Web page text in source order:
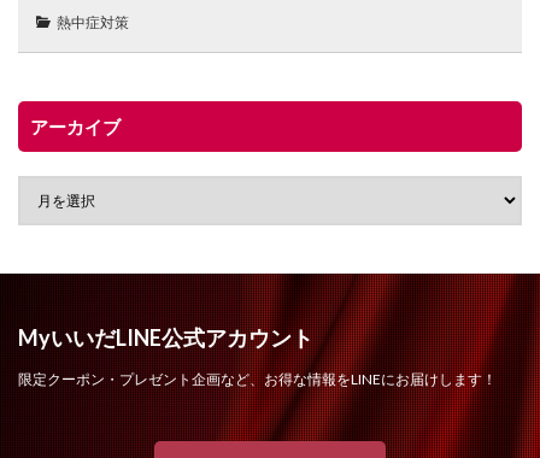
熱中症対策
アーカイブ
MyいいだLINE公式アカウント
限定クーポン・プレゼント企画など、お得な情報をLINEにお届けします！